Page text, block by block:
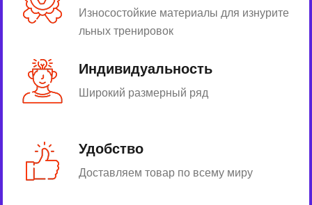
Износостойкие материалы для изнурите
льных тренировок
Индивидуальность
Широкий размерный ряд
Удобство
Доставляем товар по всему миру